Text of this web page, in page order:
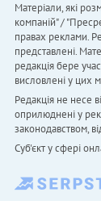
Матеріали, які
компаній" /
правах реклами.
представлені.
редакція бере
висловлені у цих
Редакція не несе
оприлюднені у
законодавством,
Cуб'єкт у сфері